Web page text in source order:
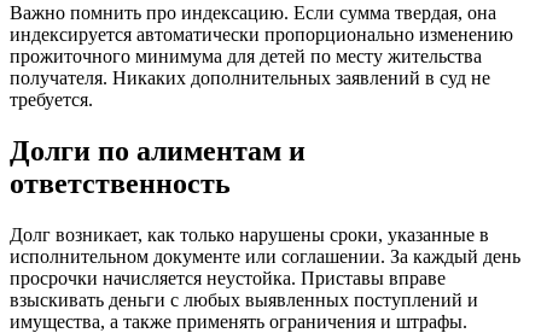
Важно помнить про индексацию. Если сумма твердая, она
индексируется автоматически пропорционально изменению
прожиточного минимума для детей по месту жительства
получателя. Никаких дополнительных заявлений в суд не
требуется.
Долги по алиментам и
ответственность
Долг возникает, как только нарушены сроки, указанные в
исполнительном документе или соглашении. За каждый день
просрочки начисляется неустойка. Приставы вправе
взыскивать деньги с любых выявленных поступлений и
имущества, а также применять ограничения и штрафы.